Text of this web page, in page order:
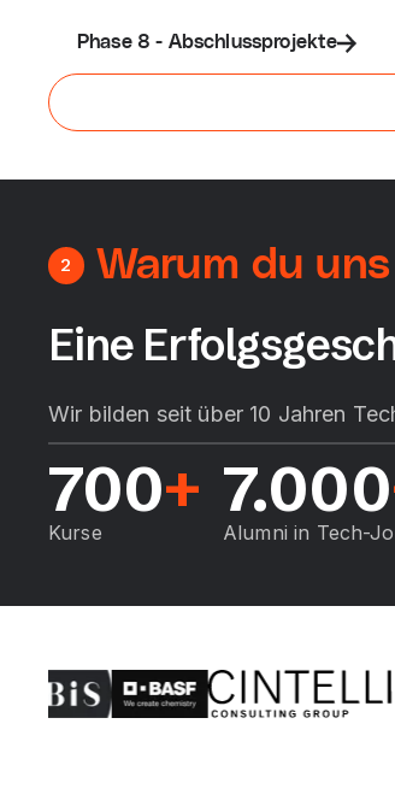
Phase 8 - Abschlussprojekte
2 Warum du
Eine
Wir bilden seit über 10 Jahren
700+
Kurse
7.000
Alumni in Tech-